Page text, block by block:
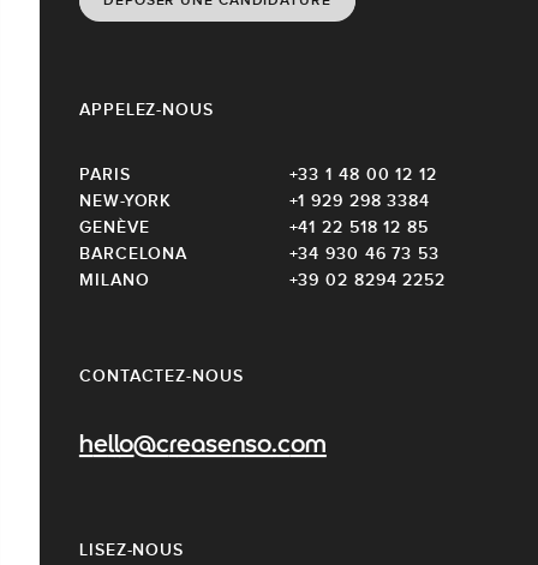
CONTACTEZ-NOUS
hello@creasenso.com
LISEZ-NOUS
APPELEZ-NOUS
PARIS
+33 1 48 00 12 12
NEW-YORK
+1 929 298 3384
GENÈVE
+41 22 518 12 85
BARCELONA
+34 930 46 73 53
MILANO
+39 02 8294 2252